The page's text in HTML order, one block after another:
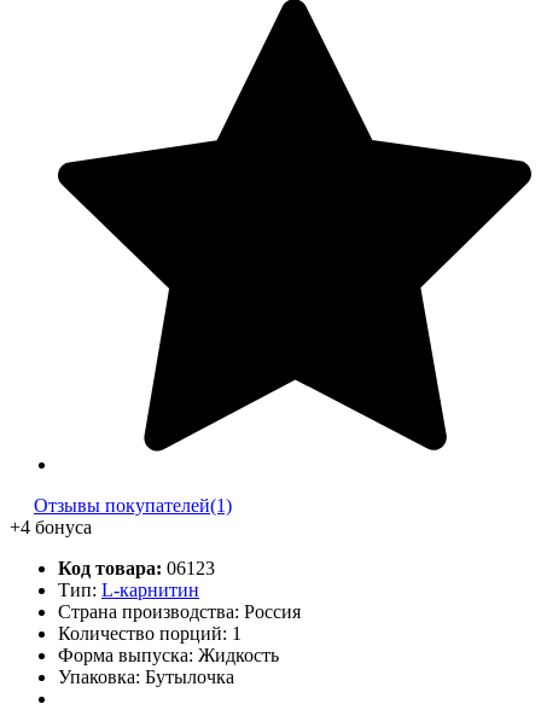
Отзывы покупателей(1)
+4 бонуса
Код товара: 06123
Тип: L-карнитин
Страна производства: Россия
Количество порций: 1
Форма выпуска: Жидкость
Упаковка: Бутылочка